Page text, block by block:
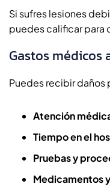
Si sufres lesiones
puedes calificar para
Gastos
Puedes recibir daños
Atención
Tiempo en el
Pruebas y
Medicamentos